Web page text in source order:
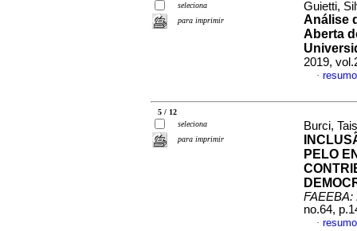
seleciona
para imprimir
Guietti,
Análise
Aberta
2019,
·
5 / 12
seleciona
para imprimir
Burci,
PELO
FAEEBA:
no.64,
·